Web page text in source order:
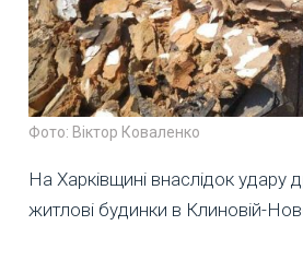
Фото: Віктор Коваленко
На Харківщині внаслідок удару
житлові будинки в Клиновій-